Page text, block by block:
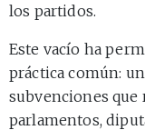
los partidos.
Este vacío ha
práctica común:
subvenciones que
parlamentos,